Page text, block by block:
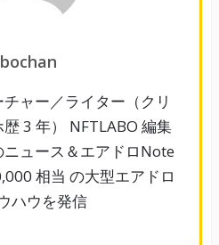
ャー／ライター（クリ
3 年） NFTLABO 編集
ュース＆エアドロNote
相当 の大型エアドロ
ハウを発信